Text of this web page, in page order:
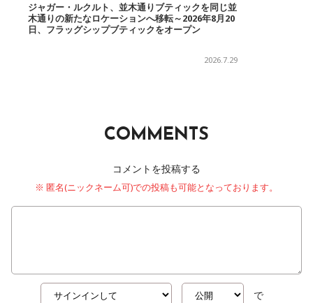
ジャガー・ルクルト、並木通りブティックを同じ並
木通りの新たなロケーションへ移転～2026年8月20
日、フラッグシップブティックをオープン
2026.7.29
COMMENTS
コメントを投稿する
※ 匿名(ニックネーム可)での投稿も可能となっております。
で